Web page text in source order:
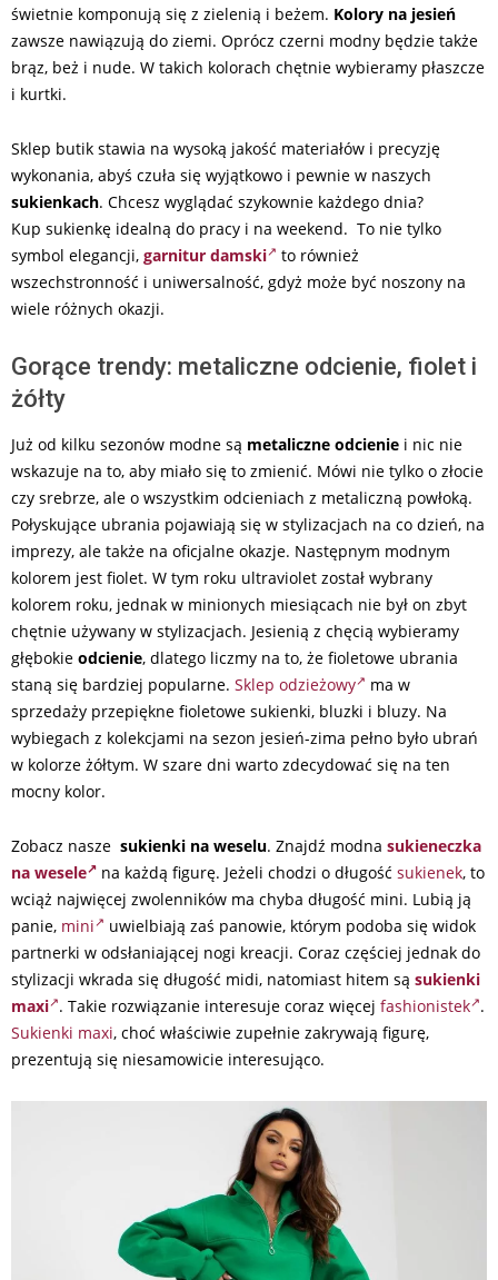
świetnie komponują się z zielenią i beżem. Kolory na jesień
zawsze nawiązują do ziemi. Oprócz czerni modny będzie także
brąz, beż i nude. W takich kolorach chętnie wybieramy płaszcze
i kurtki.
Sklep butik stawia na wysoką jakość materiałów i precyzję
wykonania, abyś czuła się wyjątkowo i pewnie w naszych
sukienkach. Chcesz wyglądać szykownie każdego dnia?
Kup sukienkę idealną do pracy i na weekend. To nie tylko
symbol elegancji, garnitur damski
to również
wszechstronność i uniwersalność, gdyż może być noszony na
wiele różnych okazji.
Gorące trendy: metaliczne odcienie, fiolet i
żółty
Już od kilku sezonów modne są metaliczne odcienie i nic nie
wskazuje na to, aby miało się to zmienić. Mówi nie tylko o złocie
czy srebrze, ale o wszystkim odcieniach z metaliczną powłoką.
Połyskujące ubrania pojawiają się w stylizacjach na co dzień, na
imprezy, ale także na oficjalne okazje. Następnym modnym
kolorem jest fiolet. W tym roku ultraviolet został wybrany
kolorem roku, jednak w minionych miesiącach nie był on zbyt
chętnie używany w stylizacjach. Jesienią z chęcią wybieramy
głębokie odcienie, dlatego liczmy na to, że fioletowe ubrania
staną się bardziej popularne. Sklep odzieżowy
ma w
sprzedaży przepiękne fioletowe sukienki, bluzki i bluzy. Na
wybiegach z kolekcjami na sezon jesień-zima pełno było ubrań
w kolorze żółtym. W szare dni warto zdecydować się na ten
mocny kolor.
Zobacz nasze sukienki na weselu. Znajdź modna sukieneczka
na wesele
na każdą figurę. Jeżeli chodzi o długość sukienek, to
wciąż najwięcej zwolenników ma chyba długość mini. Lubią ją
panie, mini
uwielbiają zaś panowie, którym podoba się widok
partnerki w odsłaniającej nogi kreacji. Coraz częściej jednak do
stylizacji wkrada się długość midi, natomiast hitem są sukienki
maxi . Takie rozwiązanie interesuje coraz więcej fashionistek .
Sukienki maxi, choć właściwie zupełnie zakrywają figurę,
prezentują się niesamowicie interesująco.